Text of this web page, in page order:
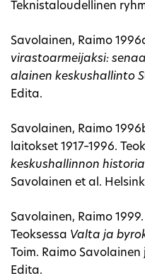
Teknistaloudellinen
Savolainen, Raimo
virastoarmeijaksi:
alainen keskushallinto
Edita.
Savolainen, Raimo
laitokset 1917–1996.
keskushallinnon historia
Savolainen et al.
Savolainen, Raimo
Teoksessa Valta ja
Toim. Raimo
Edita.